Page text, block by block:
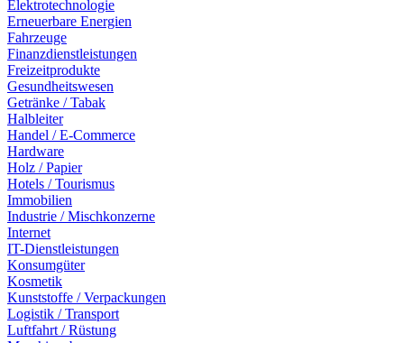
Elektrotechnologie
Erneuerbare Energien
Fahrzeuge
Finanzdienstleistungen
Freizeitprodukte
Gesundheitswesen
Getränke / Tabak
Halbleiter
Handel / E-Commerce
Hardware
Holz / Papier
Hotels / Tourismus
Immobilien
Industrie / Mischkonzerne
Internet
IT-Dienstleistungen
Konsumgüter
Kosmetik
Kunststoffe / Verpackungen
Logistik / Transport
Luftfahrt / Rüstung